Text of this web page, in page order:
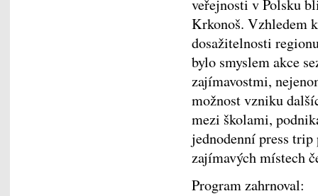
veřejnosti v Polsku
Krkonoš. Vzhledem
dosažitelnosti
bylo smyslem akce
zajímavostmi,
možnost vzniku
mezi školami,
jednodenní press trip
zajímavých místech
Program zahrnoval: